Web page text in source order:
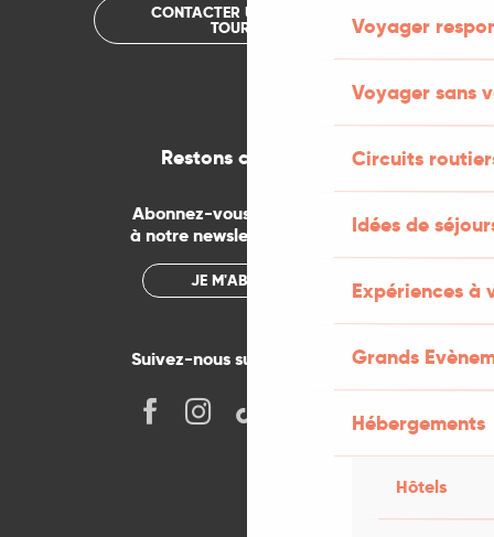
Voyager
Voyager sans
Circuits
Idées de
Expériences à
Grands
Hébergements
Hôtels
CONTACTER UN OFFICE DE
TOURISME
Restons connectés
Abonnez-vous gratuitement
à notre newsletter mensuelle
JE M'ABONNE
Suivez-nous sur les réseaux !